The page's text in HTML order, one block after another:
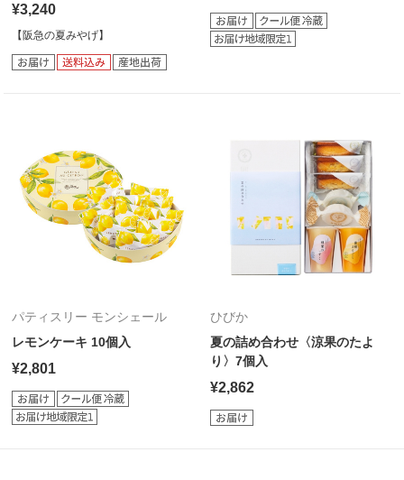
¥3,240
【阪急の夏みやげ】
パティスリー モンシェール
レモンケーキ 10個入
¥2,801
ひびか
夏の詰め合わせ〈涼果のたよ
り〉7個入
¥2,862